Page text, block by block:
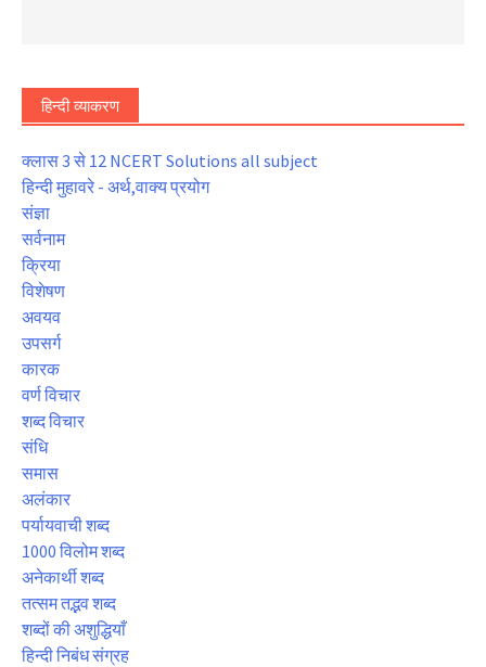
हिन्दी व्याकरण
क्लास 3 से 12 NCERT Solutions all subject
हिन्दी मुहावरे - अर्थ,वाक्य प्रयोग
संज्ञा
सर्वनाम
क्रिया
विशेषण
अवयव
उपसर्ग
कारक
वर्ण विचार
शब्द विचार
संधि
समास
अलंकार
पर्यायवाची शब्द
1000 विलोम शब्द
अनेकार्थी शब्द
तत्सम तद्भव शब्द
शब्दों की अशुद्धियाँ
हिन्दी निबंध संग्रह